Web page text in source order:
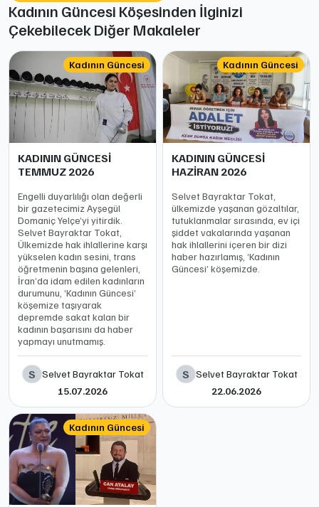
Kadının Güncesi Köşesinden İlginizi
Çekebilecek Diğer Makaleler
Kadının Güncesi
KADININ GÜNCESİ
TEMMUZ 2026
Engelli duyarlılığı olan değerli
bir gazetecimiz Ayşegül
Domaniç Yelçe’yi yitirdik.
Selvet Bayraktar Tokat,
Ülkemizde hak ihlallerine karşı
yükselen kadın sesini, trans
öğretmenin başına gelenleri,
İran’da idam edilen kadınların
durumunu, ‘Kadının Güncesi’
köşemize taşıyarak
depremde sakat kalan bir
kadının başarısını da haber
yapmayı unutmamış.
S Selvet Bayraktar Tokat
15.07.2026
Kadının Güncesi
KADININ GÜNCESİ
HAZİRAN 2026
Selvet Bayraktar Tokat,
ülkemizde yaşanan gözaltılar,
tutuklanmalar sırasında, ev içi
şiddet vakalarında yaşanan
hak ihlallerini içeren bir dizi
haber hazırlamış, ‘Kadının
Güncesi’ köşemizde.
S Selvet Bayraktar Tokat
22.06.2026
Kadının Güncesi